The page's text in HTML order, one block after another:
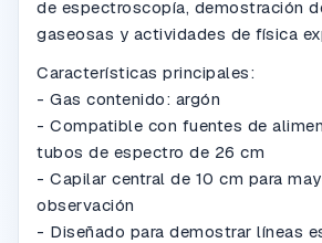
de espectroscopía, demostración
gaseosas y actividades de física
Características principales:
- Gas contenido: argón
- Compatible con fuentes de
tubos de espectro de 26 cm
- Capilar central de 10 cm para
observación
- Diseñado para demostrar líneas